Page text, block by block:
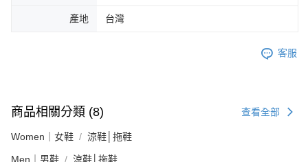
產地 台灣
客服
商品相關分類 (8) 查看全部
Women｜女鞋 涼鞋│拖鞋
Men｜男鞋 涼鞋│拖鞋